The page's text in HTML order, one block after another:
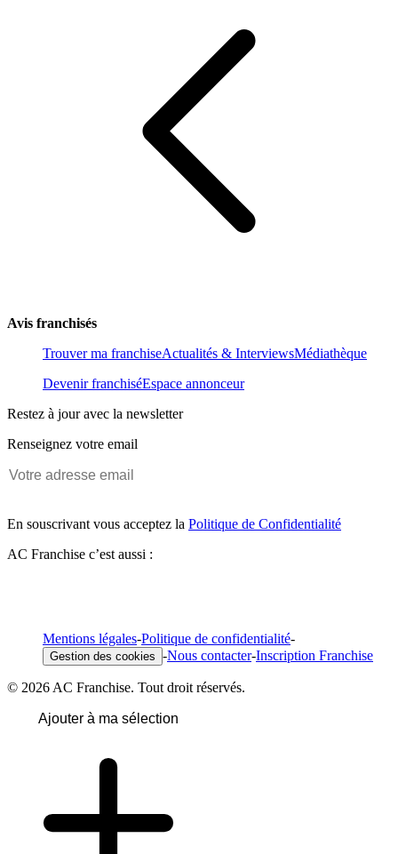
Avis franchisés
Trouver ma franchiseActualités & InterviewsMédiathèque
Devenir franchiséEspace annonceur
Restez à jour avec la newsletter
Renseignez votre email
En souscrivant vous acceptez la Politique de Confidentialité
AC Franchise c’est aussi :
Mentions légales-Politique de confidentialité-
Gestion des cookies -Nous contacter-Inscription Franchise
© 2026 AC Franchise. Tout droit réservés.
Ajouter à ma sélection